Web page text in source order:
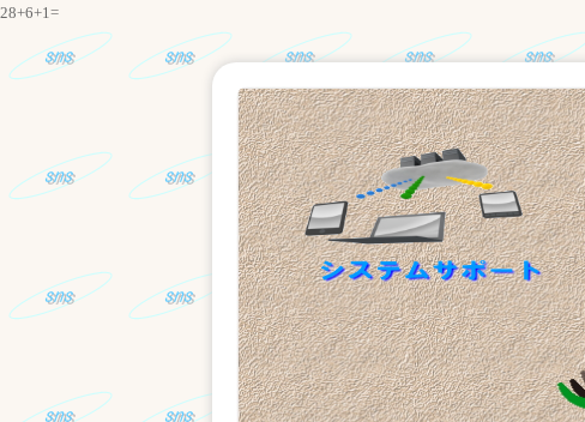
28+6+1=